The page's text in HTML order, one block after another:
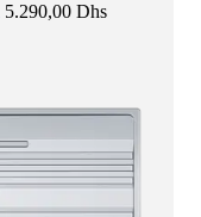
5.290,00 Dhs